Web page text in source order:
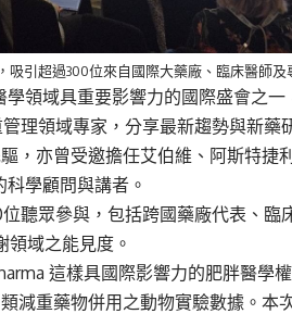
吸引超過300位來自國際大藥廠、臨床醫師
領域具重要影響力的國際盛會之一
理領域專家，分享最新趨勢與新藥
，亦曾受邀擔任艾伯維、阿斯特捷
學顧問與講者。
聽眾參與，包括跨國藥廠代表、臨
領域之能見度。
這樣具國際影響力的肥胖醫學
減重藥物併用之動物實驗數據。本